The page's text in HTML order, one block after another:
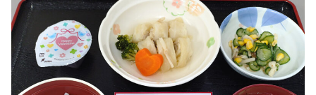
厚生労働大臣の定める掲示事項